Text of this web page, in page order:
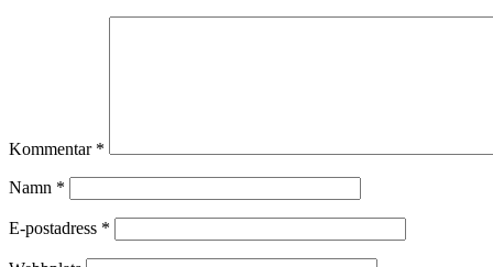
Kommentar *
Namn *
E-postadress *